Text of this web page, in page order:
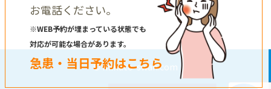
© minato-swan.com
お電話ください。
※WEB予約が埋まっている状態でも
対応が可能な場合があります。
急患・当日予約はこちら